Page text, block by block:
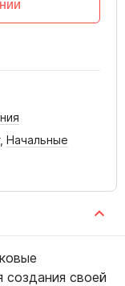
, Начальные
создания своей